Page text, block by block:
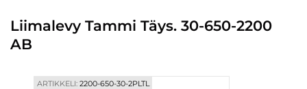
Blogi
Yhteystiedot
Liimalevy Tammi Täys. 30-650-2200
AB
ARTIKKELI:2200-650-30-2PLTL